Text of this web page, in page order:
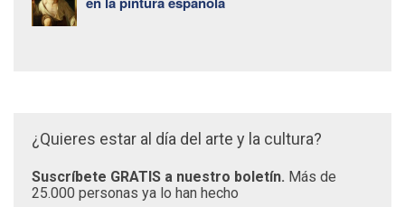
¿Quieres estar al día del arte y la cultura?
Suscríbete GRATIS a nuestro boletín. Más de
25.000 personas ya lo han hecho